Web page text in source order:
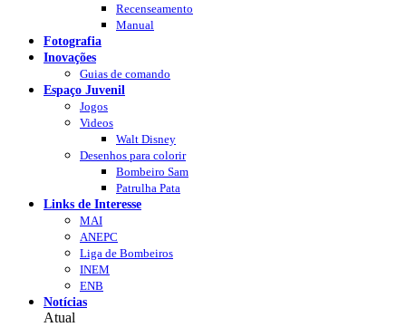
Recenseamento
Manual
Fotografia
Inovações
Guias de comando
Espaço Juvenil
Jogos
Videos
Walt Disney
Desenhos para colorir
Bombeiro Sam
Patrulha Pata
Links de Interesse
MAI
ANEPC
Liga de Bombeiros
INEM
ENB
Notícias
Atual